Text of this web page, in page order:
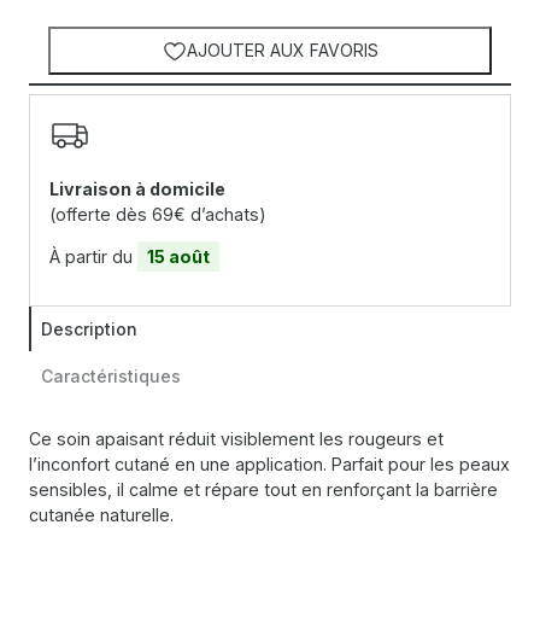
AJOUTER AUX FAVORIS
Livraison à domicile
(offerte dès 69€ d’achats)
À partir du 15 août
Description
Caractéristiques
Ce soin apaisant réduit visiblement les rougeurs et
l’inconfort cutané en une application. Parfait pour les peaux
sensibles, il calme et répare tout en renforçant la barrière
cutanée naturelle.